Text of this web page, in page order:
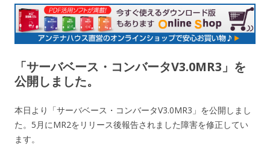
「サーバベース・コンバータV3.0MR3」を
公開しました。
本日より「サーバベース・コンバータV3.0MR3」を公開しまし
た。5月にMR2をリリース後報告されました障害を修正してい
ます。